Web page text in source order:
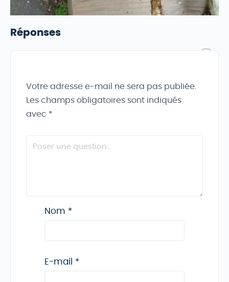
Réponses
Votre adresse e-mail ne sera pas publiée.
Les champs obligatoires sont indiqués
avec *
Nom *
E-mail *